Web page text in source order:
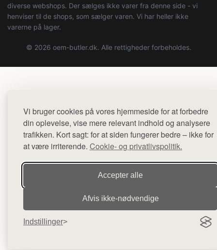
Vi bruger cookies på vores hjemmeside for at forbedre
din oplevelse, vise mere relevant indhold og analysere
trafikken. Kort sagt: for at siden fungerer bedre – ikke for
at være irriterende. Cookie- og privatlivspolitik.
Accepter alle
Afvis ikke‑nødvendige
Indstillinger
diverse webshops. Der sælges ikke varer fra denne side - vi
henviser til de shops, som sælger varen. Vi har heller ikke
varerne på lager.
© 2026 oem-butler.dk. Alle rettigheder forbeholdes.